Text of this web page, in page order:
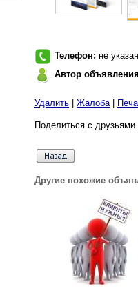
Телефон: не указан
Автор
Удалить Жалоба|
Поделиться с
Другие похожие